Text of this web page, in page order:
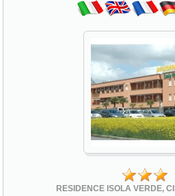
RESIDENCE ISOLA VERDE,